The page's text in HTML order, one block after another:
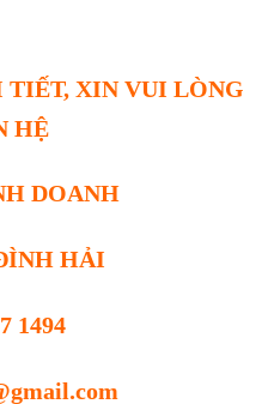
XIN VUI LÒNG
HỆ
DOANH
HẢI
1494